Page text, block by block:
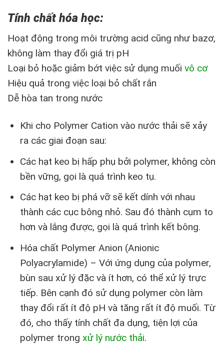
Tính chất hóa học:
Hoạt động trong môi trường acid cũng như bazơ,
không làm thay đổi giá trị pH
Loại bỏ hoặc giảm bớt việc sử dụng muối vô cơ
Hiệu quả trong việc loại bỏ chất rắn
Dễ hòa tan trong nước
Khi cho Polymer Cation vào nước thải sẽ xảy
ra các giai đoạn sau:
Các hạt keo bị hấp phụ bởi polymer, không còn
bền vững, gọi là quá trình keo tụ.
Các hạt keo bị phá vỡ sẽ kết dính với nhau
thành các cục bông nhỏ. Sau đó thành cụm to
hơn và lắng được, gọi là quá trình kết bông.
Hóa chất Polymer Anion (Anionic
Polyacrylamide) – Với ứng dụng của polymer,
bùn sau xử lý đặc và ít hơn, có thể xử lý trực
tiếp. Bên cạnh đó sử dụng polymer còn làm
thay đổi rất ít độ pH và tăng rất ít độ muối. Từ
đó, cho thấy tính chất đa dụng, tiện lợi của
polymer trong xử lý nước thải.